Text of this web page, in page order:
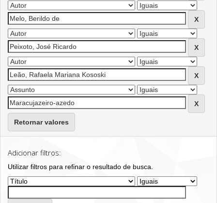
Retornar valores
Adicionar filtros:
Utilizar filtros para refinar o resultado de busca.